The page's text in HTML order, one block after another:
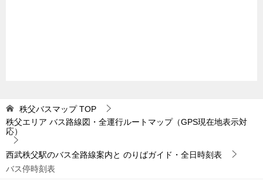
秩父バスマップTOP
秩父エリア バス路線図・全運行ルートマップ（GPS現在地表示対
応）
西武秩父駅のバス全路線案内と のりばガイド・全日時刻表
バス停時刻表